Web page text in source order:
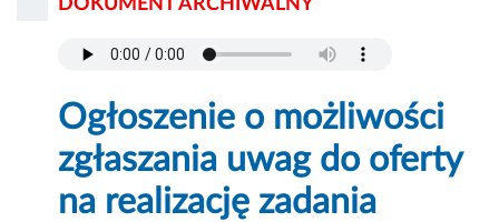
DOKUMENT ARCHIWALNY
Ogłoszenie o możliwości
zgłaszania uwag do oferty
na realizację zadania